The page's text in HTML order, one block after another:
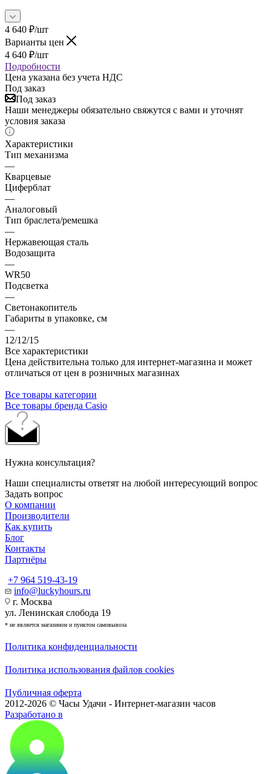
4 640 ₽/шт
Варианты цен
4 640 ₽/шт
Подробности
Цена указана без учета НДС
Под заказ
Под заказ
Наши менеджеры обязательно свяжутся с вами и уточнят
условия заказа
Характеристики
Тип механизма
—
Кварцевые
Циферблат
—
Аналоговый
Тип браслета/ремешка
—
Нержавеющая сталь
Водозащита
—
WR50
Подсветка
—
Светонакопитель
Габариты в упаковке, см
—
12/12/15
Все характеристики
Цена действительна только для интернет-магазина и может
отличаться от цен в розничных магазинах
Все товары категории
Все товары бренда Casio
Нужна консультация?
Наши специалисты ответят на любой интересующий вопрос
Задать вопрос
О компании
Производители
Как купить
Блог
Контакты
Партнёры
+7 964 519-43-19
info@luckyhours.ru
г. Москва
ул. Ленинская слобода 19
* не является магазином и пунктом самовывоза
Политика конфиденциальности
Политика использования файлов cookies
Публичная оферта
2012-2026 © Часы Удачи - Интернет-магазин часов
Разработано в